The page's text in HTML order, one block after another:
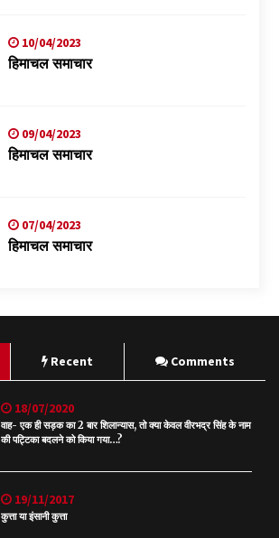
10/04/2023
हिमाचल समाचार
09/04/2023
हिमाचल समाचार
07/04/2023
हिमाचल समाचार
Recent Comments
18/07/2020
वाह- एक ही सड़क का 2 बार शिलान्यास, तो क्या केवल वीरभद्र सिंह के नाम
की पट्टिका बदलने को किया गया…?
19/11/2017
कुत्ता या इंसानी कुत्ता